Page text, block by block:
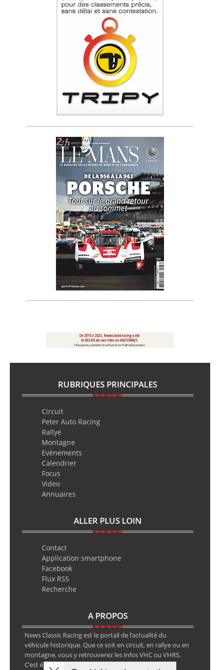
RUBRIQUES PRINCIPALES
Circuit
Peter Auto Racing
Rallye
Montagne
Evènements
Calendrier
Focus
Video
Annuaires
ALLER PLUS LOIN
Contact
Application smartphone
Facebook
Flux RSS
Recherche
A PROPOS
News Classic Racing est le portail de l’actualité du
véhicule historique. Que ce soit en circuit, en rallye ou en
montagne, vous y retrouverez les infos VHC ou VHRS.
C’est également le calendrier des épreuves ainsi que